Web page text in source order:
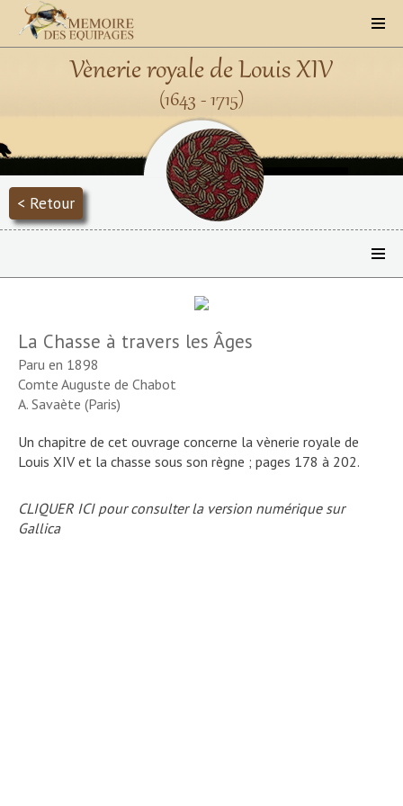
Vènerie royale de Louis XIV
(1643 - 1715)
< Retour
La Chasse à travers les Âges
Paru en 1898
Comte Auguste de Chabot
A. Savaète (Paris)
Un chapitre de cet ouvrage concerne la vènerie royale de
Louis XIV et la chasse sous son règne ; pages 178 à 202.
CLIQUER ICI pour consulter la version numérique sur
Gallica